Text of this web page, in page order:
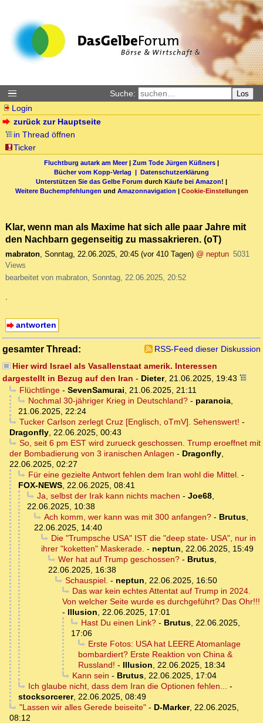
Suche: Los
Login
zurück zur Hauptseite
in Thread öffnen
Ticker
Fluchtburg autark am Meer| Zum Tode Jürgen Küßners |
Bücher vom Kopp-Verlag | Datenschutzerklärung
Unterstützen Sie das Gelbe Forum durch Käufe bei Amazon! |
Weitere Buchempfehlungen und Amazonnavigation | Cookie-Einstellungen
Klar, wenn man als Maxime hat sich alle paar Jahre mit
den Nachbarn gegenseitig zu massakrieren. (oT)
mabraton, Sonntag, 22.06.2025, 20:45 (vor 410 Tagen) @ neptun 5031
Views
bearbeitet von mabraton, Sonntag, 22.06.2025, 20:52
.
antworten
gesamter Thread:
RSS-Feed dieser Diskussion
Hier wird Israel als Vasallenstaat amerik. Interessen
dargestellt in Bezug auf den Iran - Dieter, 21.06.2025, 19:43
Flüchtlinge- SevenSamurai, 21.06.2025, 21:11
Nochmal 30-jähriger Krieg in Deutschland?- paranoia,
21.06.2025, 22:24
Tucker Carlson zerlegt Cruz [Englisch, oTmV]. Sehenswert! -
Dragonfly, 22.06.2025, 00:43
So, seit 6 pm EST wird zurueck geschossen. Trump eroeffnet mit
der Bombadierung von 3 iranischen Anlagen - Dragonfly,
22.06.2025, 02:27
Für eine gezielte Antwort fehlen dem Iran wohl die Mittel. -
FOX-NEWS, 22.06.2025, 08:41
Ja, selbst der Irak kann nichts machen - Joe68,
22.06.2025, 10:38
Ach komm, wer kann was mit 300 anfangen?- Brutus,
22.06.2025, 14:40
Die "Trumpsche USA" IST die "deep state- USA", nur in
ihrer "koketten" Maskerade. - neptun, 22.06.2025, 15:49
Wer hat auf Trump geschossen?- Brutus,
22.06.2025, 16:38
Schauspiel. - neptun, 22.06.2025, 16:50
Das war kein echtes Attentat auf Trump in 2024.
Von welcher Seite wurde es durchgeführt? Das Ohr!!!
- Illusion, 22.06.2025, 17:01
Hast Du einen Link?- Brutus, 22.06.2025,
17:06
Erste Fotos: USA hat LEERE Atomanlage
bombardiert? Erste Reaktion von China &
Russland! - Illusion, 22.06.2025, 18:34
Kann sein - Brutus, 22.06.2025, 17:04
Ich glaube nicht, dass dem Iran die Optionen fehlen... -
stocksorcerer, 22.06.2025, 08:49
"Lassen wir alles Gerede beiseite"- D-Marker, 22.06.2025,
08:12